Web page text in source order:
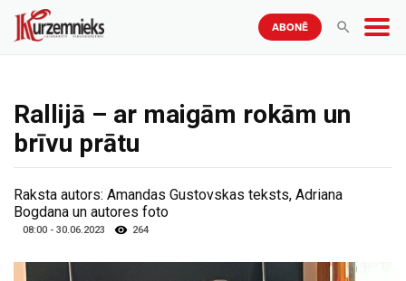
ABONĒ
Rallijā – ar maigām rokām un
brīvu prātu
Raksta autors: Amandas Gustovskas teksts, Adriana
Bogdana un autores foto
08:00 - 30.06.2023 264